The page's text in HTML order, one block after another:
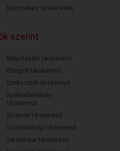
Gyermekes társkeresők
szerint
Salgótarjáni társkereső
Szegedi társkereső
Szekszárdi társkereső
Székesfehérvári
társkereső
Szolnoki társkereső
Szombathelyi társkereső
Tatabányai társkereső